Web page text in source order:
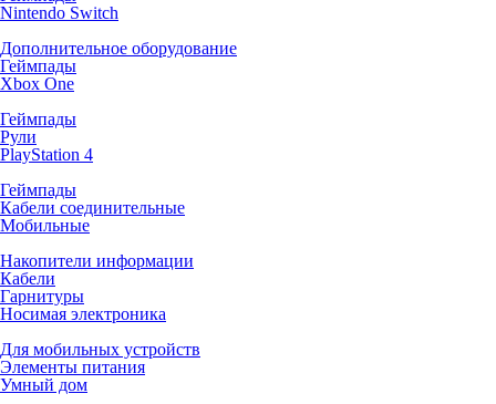
Nintendo Switch
Дополнительное оборудование
Геймпады
Xbox One
Геймпады
Рули
PlayStation 4
Геймпады
Кабели соединительные
Мобильные
Накопители информации
Кабели
Гарнитуры
Носимая электроника
Для мобильных устройств
Элементы питания
Умный дом